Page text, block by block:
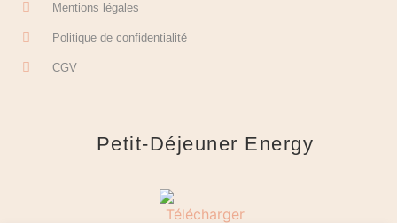
Mentions légales
Politique de confidentialité
CGV
Petit-Déjeuner Energy